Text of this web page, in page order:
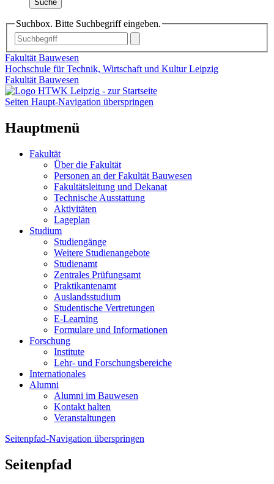
Suche
Suchbox. Bitte Suchbegriff eingeben.
Fakultät Bauwesen
Hochschule für Technik, Wirtschaft und Kultur Leipzig
Fakultät Bauwesen
Seiten Haupt-Navigation überspringen
Hauptmenü
Fakultät
Über die Fakultät
Personen an der Fakultät Bauwesen
Fakultätsleitung und Dekanat
Technische Ausstattung
Aktivitäten
Lageplan
Studium
Studiengänge
Weitere Studienangebote
Studienamt
Zentrales Prüfungsamt
Praktikantenamt
Auslandsstudium
Studentische Vertretungen
E-Learning
Formulare und Informationen
Forschung
Institute
Lehr- und Forschungsbereiche
Internationales
Alumni
Alumni im Bauwesen
Kontakt halten
Veranstaltungen
Seitenpfad-Navigation überspringen
Seitenpfad